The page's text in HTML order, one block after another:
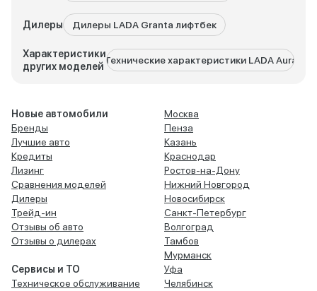
Дилеры Дилеры LADA Granta лифтбек
Характеристики
других моделей
Технические характеристики LADA Aura
Новые автомобили
Бренды
Лучшие авто
Кредиты
Лизинг
Сравнения моделей
Дилеры
Трейд-ин
Отзывы об авто
Отзывы о дилерах
Сервисы и ТО
Техническое обслуживание
Москва
Пенза
Казань
Краснодар
Ростов-на-Дону
Нижний Новгород
Новосибирск
Санкт-Петербург
Волгоград
Тамбов
Мурманск
Уфа
Челябинск